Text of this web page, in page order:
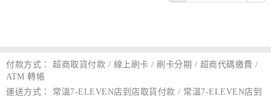
付款方式：
超商取貨付款 / 線上刷卡 / 刷卡分期 / 超商代碼繳費 /
ATM 轉帳
運送方式：
常溫7-ELEVEN店到店取貨付款 / 常溫7-ELEVEN店到